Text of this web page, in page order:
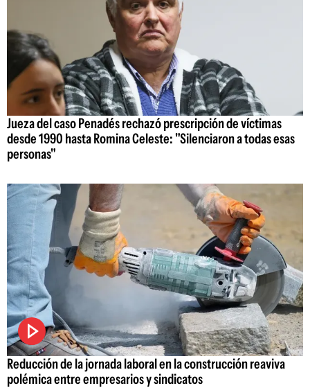
Jueza del caso Penadés rechazó prescripción de víctimas
desde 1990 hasta Romina Celeste: "Silenciaron a todas esas
personas"
Reducción de la jornada laboral en la construcción reaviva
polémica entre empresarios y sindicatos